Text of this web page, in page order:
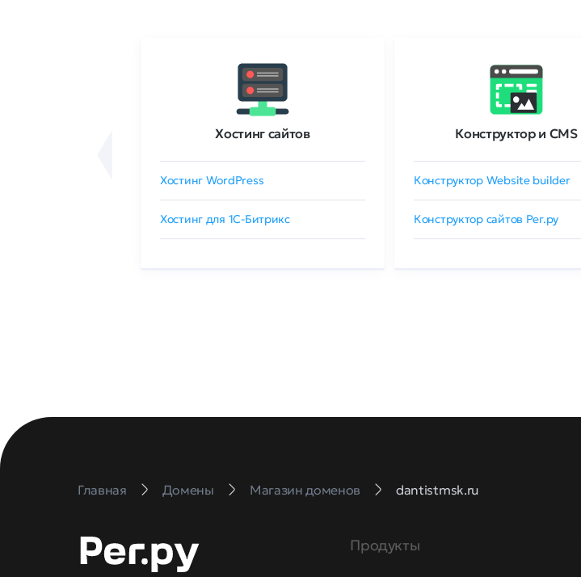
Хостинг сайтов
Хостинг WordPress
Хостинг для 1C-Битрикс
Конструктор и CMS
Конструктор Website builder
Конструктор сайтов Рег.ру
Главная Домены Магазин доменов dantistmsk.ru
Продукты